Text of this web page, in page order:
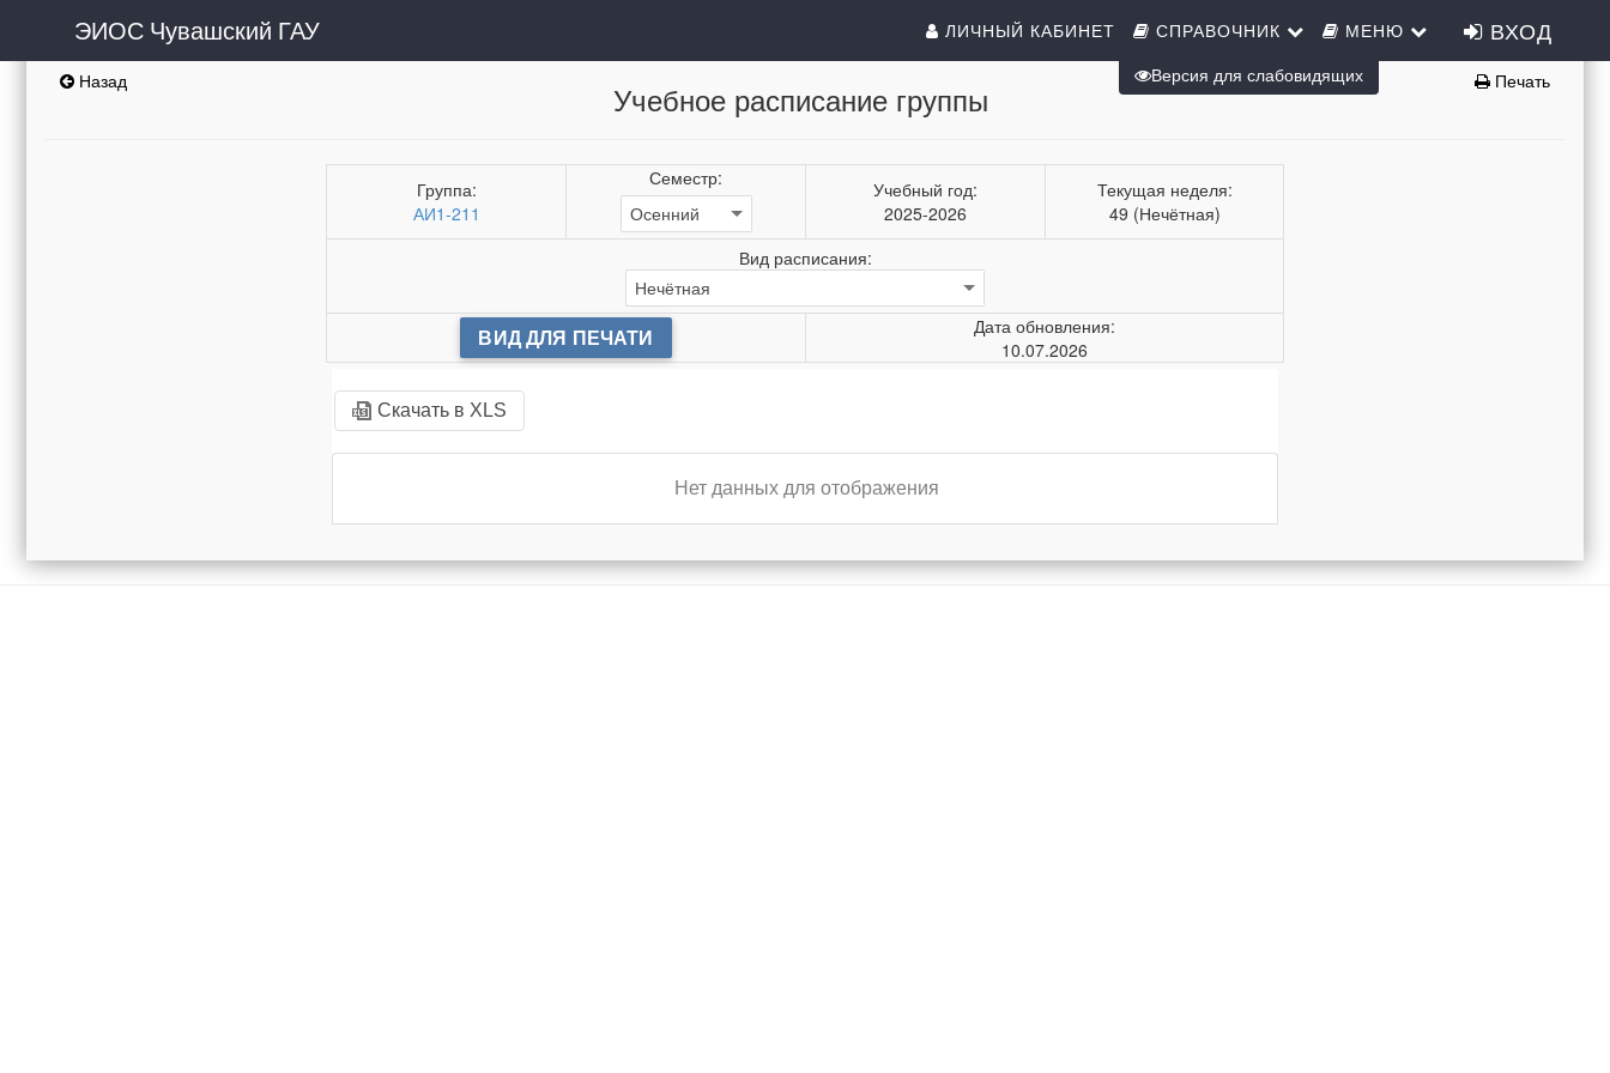
ЭИОС Чувашский ГАУ ЛИЧНЫЙ КАБИНЕТ СПРАВОЧНИК МЕНЮ ВХОД
Назад Печать
Учебное расписание группы
Группа:
АИ1-211
Семестр:
Учебный год:
2025-2026
Текущая неделя:
49 (Нечётная)
Вид расписания:
ВИД ДЛЯ ПЕЧАТИ
Дата обновления:
10.07.2026
Скачать в XLS
Нет данных для отображения
Версия для слабовидящих